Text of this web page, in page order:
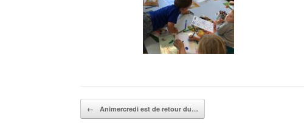
Post navigation
← Animercredi est de retour du…